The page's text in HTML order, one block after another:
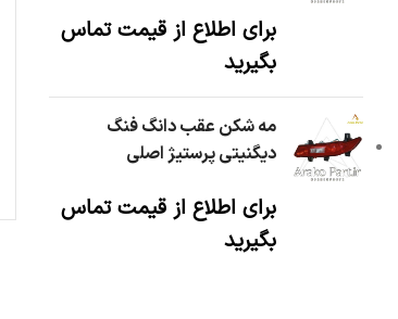
برای اطلاع از قیمت تماس
بگیرید
مه شکن عقب دانگ فنگ
دیگنیتی پرستیژ اصلی
برای اطلاع از قیمت تماس
بگیرید